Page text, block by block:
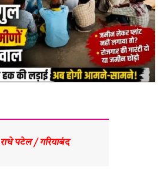
राधे पटेल / गरियाबंद